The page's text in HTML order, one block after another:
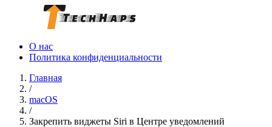
О нас
Политика конфиденциальности
Главная
/
macOS
/
Закрепить виджеты Siri в Центре уведомлений